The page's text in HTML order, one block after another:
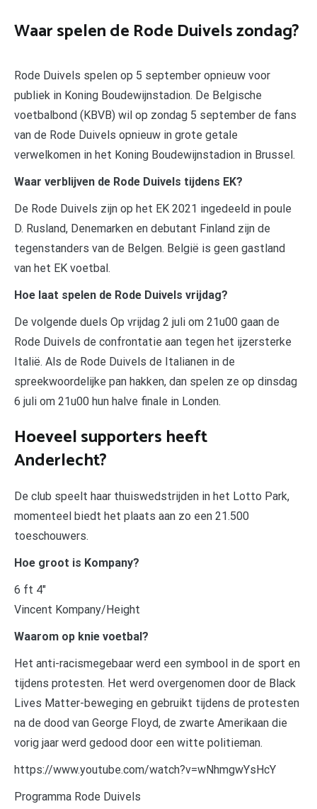
Waar spelen de Rode Duivels zondag?
Rode Duivels spelen op 5 september opnieuw voor
publiek in Koning Boudewijnstadion. De Belgische
voetbalbond (KBVB) wil op zondag 5 september de fans
van de Rode Duivels opnieuw in grote getale
verwelkomen in het Koning Boudewijnstadion in Brussel.
Waar verblijven de Rode Duivels tijdens EK?
De Rode Duivels zijn op het EK 2021 ingedeeld in poule
D. Rusland, Denemarken en debutant Finland zijn de
tegenstanders van de Belgen. België is geen gastland
van het EK voetbal.
Hoe laat spelen de Rode Duivels vrijdag?
De volgende duels Op vrijdag 2 juli om 21u00 gaan de
Rode Duivels de confrontatie aan tegen het ijzersterke
Italië. Als de Rode Duivels de Italianen in de
spreekwoordelijke pan hakken, dan spelen ze op dinsdag
6 juli om 21u00 hun halve finale in Londen.
Hoeveel supporters heeft
Anderlecht?
De club speelt haar thuiswedstrijden in het Lotto Park,
momenteel biedt het plaats aan zo een 21.500
toeschouwers.
Hoe groot is Kompany?
6 ft 4″
Vincent Kompany/Height
Waarom op knie voetbal?
Het anti-racismegebaar werd een symbool in de sport en
tijdens protesten. Het werd overgenomen door de Black
Lives Matter-beweging en gebruikt tijdens de protesten
na de dood van George Floyd, de zwarte Amerikaan die
vorig jaar werd gedood door een witte politieman.
https://www.youtube.com/watch?v=wNhmgwYsHcY
Programma Rode Duivels